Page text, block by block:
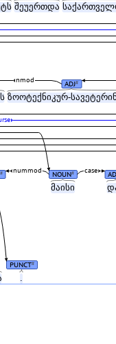
შეუერთდა
ზოოტექნიკურ-
მაისი
ADJ#
nmod
# NOUN#
nummod case
PUNCT#